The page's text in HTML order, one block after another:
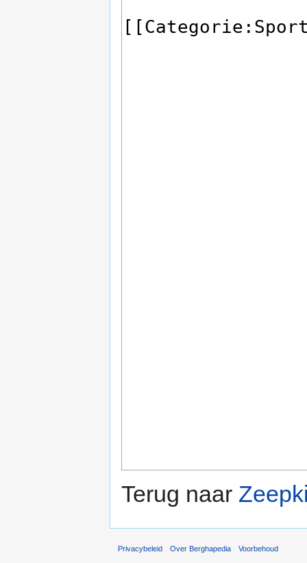
Terug naar
Privacybeleid Over Berghapedia Voorbehoud